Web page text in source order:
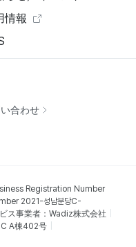
情報
合わせ
Registration Number
2021-성남분당C-
ス事業者：Wadiz株式会社
A棟402号